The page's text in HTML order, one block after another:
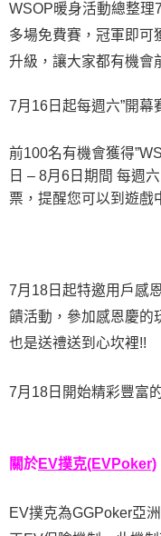
WSOP暖身活動總整理
多場免費賽，冠軍即可
升級，讓大家都有機會
7月16日起每週六”開幕
前100名有機會獲得
日 – 8月6日期間 每週
票，提醒您可以到遊戲
7月18日起特邀用戶感
饋活動，參加感恩慶的
也是送禮送到心坎裡!!
7月18日開始精彩豐富
關於EV撲克(EVPoker)
EV撲克為GGPoker亞